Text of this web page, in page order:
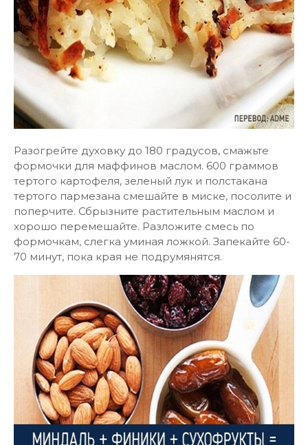
Разогрейте духовку до 180 градусов, смажьте
формочки для маффинов маслом. 600 граммов
тертого картофеля, зеленый лук и полстакана
тертого пармезана смешайте в миске, посолите и
поперчите. Сбрызните растительным маслом и
хорошо перемешайте. Разложите смесь по
формочкам, слегка уминая ложкой. Запекайте 60-
70 минут, пока края не подрумянятся.